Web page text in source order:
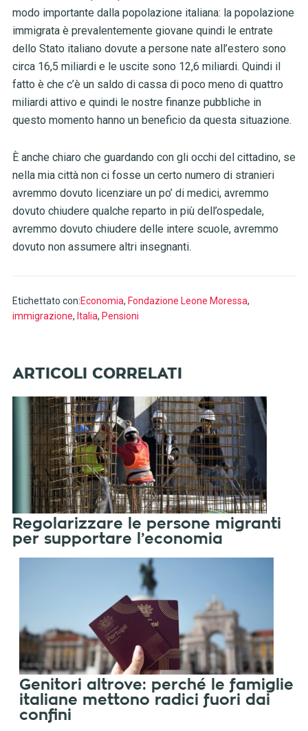
modo importante dalla popolazione italiana: la popolazione
immigrata è prevalentemente giovane quindi le entrate
dello Stato italiano dovute a persone nate all’estero sono
circa 16,5 miliardi e le uscite sono 12,6 miliardi. Quindi il
fatto è che c’è un saldo di cassa di poco meno di quattro
miliardi attivo e quindi le nostre finanze pubbliche in
questo momento hanno un beneficio da questa situazione.
È anche chiaro che guardando con gli occhi del cittadino, se
nella mia città non ci fosse un certo numero di stranieri
avremmo dovuto licenziare un po’ di medici, avremmo
dovuto chiudere qualche reparto in più dell’ospedale,
avremmo dovuto chiudere delle intere scuole, avremmo
dovuto non assumere altri insegnanti.
Etichettato con:Economia, Fondazione Leone Moressa,
immigrazione, Italia, Pensioni
Regolarizzare le persone migranti
per supportare l’economia
Genitori altrove: perché le famiglie
italiane mettono radici fuori dai
confini